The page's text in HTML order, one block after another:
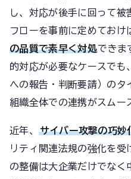
し、対応が後手に回って被
フローを事前に定めておけ
の品質で素早く対処できま
的対応が必要なケースでも、
への報告・判断要請）のタ
組織全体での連携がスムー
近年、 サイバー攻撃の巧妙
リティ関連法規の強化を受
の整備は大企業だけでなく